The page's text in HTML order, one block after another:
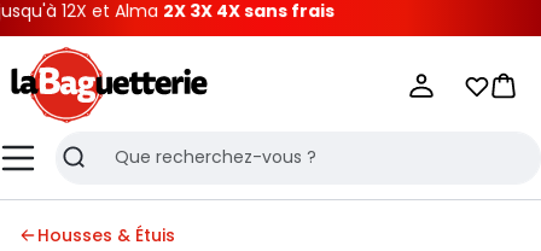
et Alma2X 3X 4X sans frais
MenuRecherche
Mes
Housses & Étuis